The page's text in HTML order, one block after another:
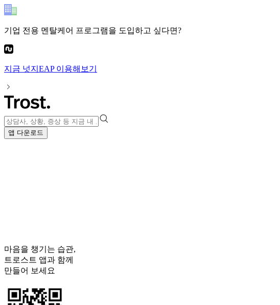
기업 전용 멘탈케어 프로그램을 도입하고 싶다면?
지금 넛지EAP이용해보기
앱 다운로드
마음을 챙기는 습관,
트로스트 앱과 함께
만들어 보세요